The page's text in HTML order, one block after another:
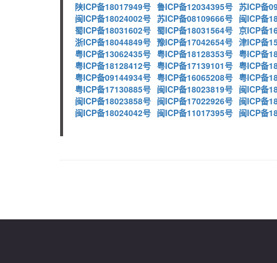
陕ICP备18017949号 鲁ICP备12034395号 苏ICP备
闽ICP备18024002号 苏ICP备08109666号 闽ICP备
蜀ICP备18031602号 蜀ICP备18031564号 京ICP备
浙ICP备18044849号 豫ICP备17042654号 津ICP备
粤ICP备13062435号 粤ICP备18128353号 粤ICP备
粤ICP备18128412号 粤ICP备17139101号 粤ICP备
粤ICP备09144934号 粤ICP备16065208号 粤ICP备
粤ICP备17130885号 闽ICP备18023819号 闽ICP备
闽ICP备18023858号 闽ICP备17022926号 闽ICP备
闽ICP备18024042号 闽ICP备11017395号 闽ICP备